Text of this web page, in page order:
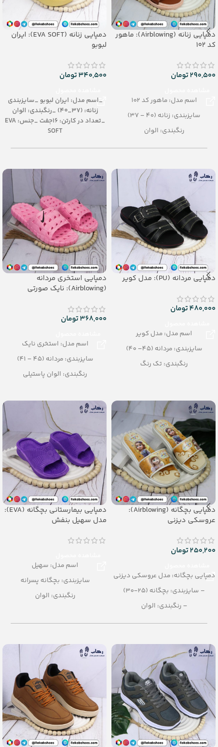
دمپایی زنانه (Airblowing): ماهور
کد 102
290,500تومان
اسم مدل: ماهور کد 102
سایزبندی: زنانه (40 – 37)
رنگبندی: الوان
تعداد در کارتن: 24 جفت
دمپایی زنانه (EVA SOFT): ایران
لبوبو
340,500تومان
_اسم مدل: ایران لبوبو _سایزبندی
زنانه: (37_40)
_رنگبندی: الوان
_تعداد در کارتن: 16جفت
_جنس: EVA
SOFT
دمپایی مردانه (PU): مدل کویر
480,000تومان
اسم مدل: مدل کویر
سایزبندی: مردانه (45– 40)
رنگبندی: تک رنگ
جنس: PU
دمپایی استخری مردانه
(Airblowing): نایک صورتی
368,000تومان
اسم مدل: استخری نایک
سایزبندی: مردانه (45 – 41)
رنگبندی: الوان پاستیلی
دمپایی بچگانه (Airblowing):
عروسکی دیزنی
250,200تومان
دمپایی بچگانه: مدل عروسکی دیزنی
– سایزبندی: بچگانه (25-30)
– رنگبندی: الوان
– تعداد در کارتن: 24 جفت
دمپایی بیمارستانی بچگانه (EVA):
مدل سهیل بنفش
اسم مدل: سهیل
سایزبندی: بچگانه پسرانه
رنگبندی: الوان
جنس: EVA